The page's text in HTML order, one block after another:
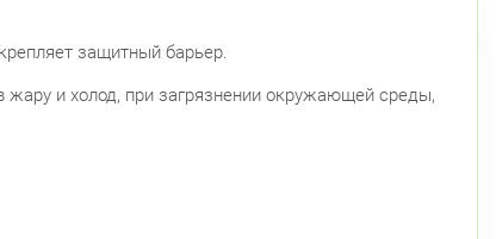
защитный барьер.
и холод, при загрязнении окружающей среды,